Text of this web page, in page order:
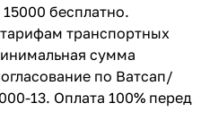
бесплатно.
транспортных
сумма
по Ватсап/
13. Оплата 100% перед